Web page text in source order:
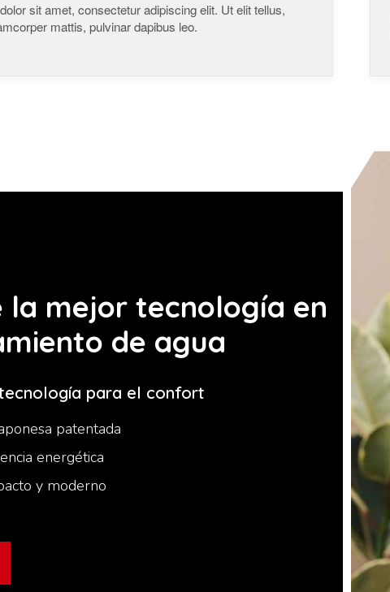
sit amet, consectetur adipiscing elit. Ut elit tellus,
mattis, pulvinar dapibus leo.
la mejor tecnología en
de agua
para el confort
patentada
energética
y moderno